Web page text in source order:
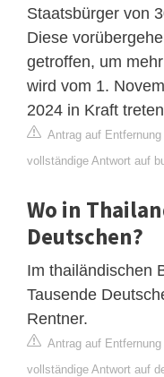
Staatsbürger von
Diese
getroffen, um
wird vom 1.
2024 in Kraft
Antrag auf
vollständige Antwort auf
Wo in
Deutschen?
Im thailändischen
Tausende
Rentner.
Antrag auf
vollständige Antwort auf